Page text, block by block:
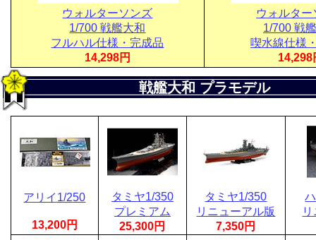
ウォルターソンズ
1/700 戦艦大和
フルハル仕様・完成品
14,298円
ウォルター
1/700 戦
喫水線仕様
14,298
戦艦大和 プラモデル
アリイ1/250
13,200円
タミヤ1/350
プレミアム
25,300円
タミヤ1/350
リニューアル版
7,350円